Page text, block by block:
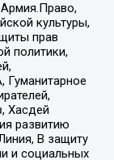
культуры,
прав
политики,
Хасдей
развитию
В защиту
и социальных